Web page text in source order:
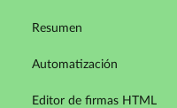
Resumen
Automatización
Editor de firmas HTML